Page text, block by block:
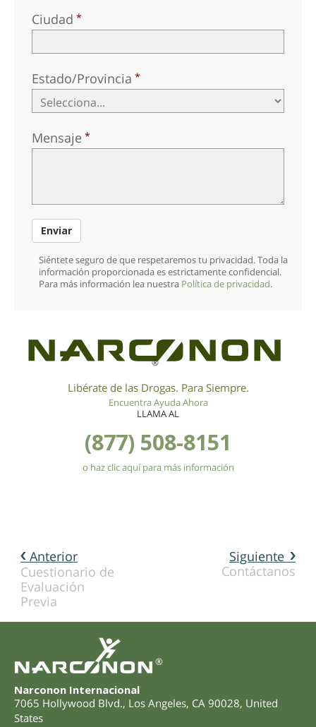
Ciudad
Estado/Provincia
Mensaje
Enviar
Siéntete seguro de que respetaremos tu privacidad. Toda la
información proporcionada es estrictamente confidencial.
Para más información lea nuestra Política de privacidad.
®
Libérate de las Drogas. Para Siempre.
Encuentra Ayuda Ahora
LLAMA AL
(877) 508-8151
o haz clic aquí para más información
Siguiente
Contáctanos
Anterior
Cuestionario de
Evaluación
Previa
®
Narconon Internacional
7065 Hollywood Blvd., Los Angeles, CA 90028, United
States